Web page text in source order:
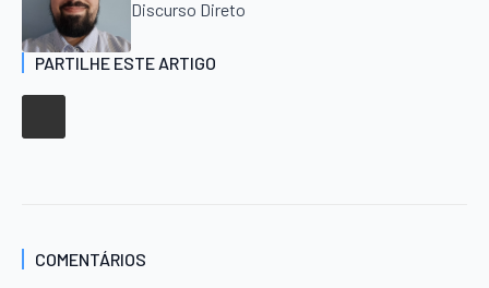
Discurso Direto
PARTILHE ESTE ARTIGO
COMENTÁRIOS